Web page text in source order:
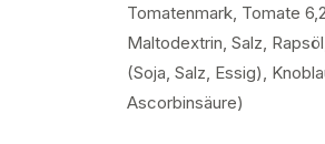
Tomatenmark, Tomate
Maltodextrin, Salz,
(Soja, Salz, Essig),
Ascorbinsäure)